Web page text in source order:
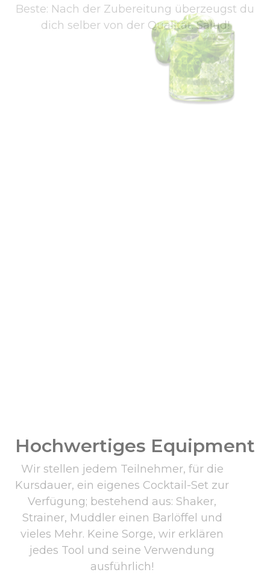
Beste: Nach der Zubereitung überzeugst du
dich selber von der Qualität. Salud!
Hochwertiges Equipment
Wir stellen jedem Teilnehmer, für die
Kursdauer, ein eigenes Cocktail-Set zur
Verfügung; bestehend aus: Shaker,
Strainer, Muddler einen Barlöffel und
vieles Mehr. Keine Sorge, wir erklären
jedes Tool und seine Verwendung
ausführlich!